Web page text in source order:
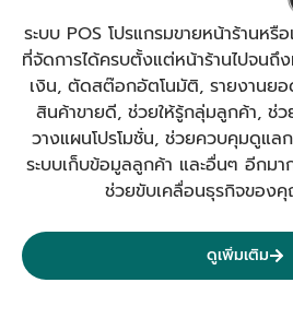
ระบบ POS โปรแกรมขายหน้าร้านหรื
ที่จัดการได้ครบตั้งแต่หน้าร้านไปจน
เงิน, ตัดสต๊อกอัตโนมัติ, รายงานยอ
สินค้าขายดี, ช่วยให้รู้กลุ่มลูกค้า, ช่ว
วางแผนโปรโมชั่น, ช่วยควบคุมดูแล
ระบบเก็บข้อมูลลูกค้า และอื่นๆ อีกมา
ช่วยขับเคลื่อนธุรกิจของ
ดูเพิ่มเติม